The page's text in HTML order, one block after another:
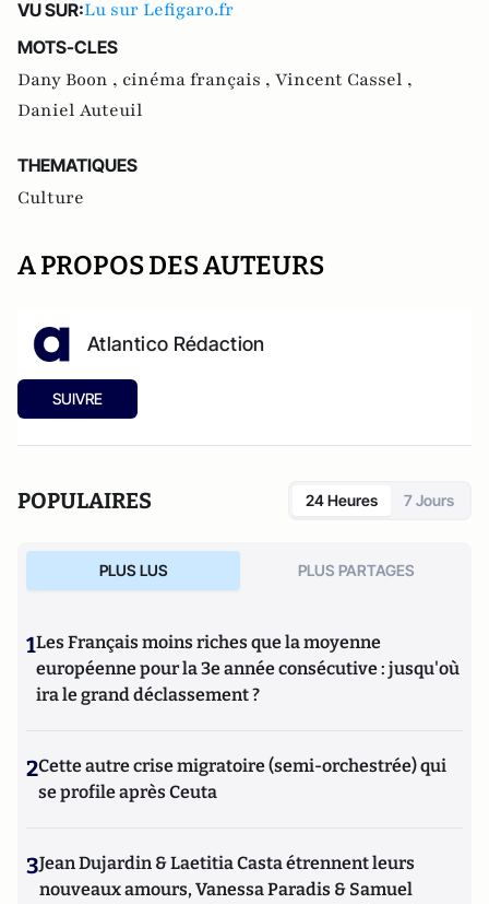
VU SUR:Lu sur Lefigaro.fr
MOTS-CLES
Dany Boon , cinéma français , Vincent Cassel ,
Daniel Auteuil
THEMATIQUES
Culture
A PROPOS DES AUTEURS
Atlantico Rédaction
SUIVRE
POPULAIRES 24 Heures 7 Jours
PLUS LUS PLUS PARTAGES
1Les Français moins riches que la moyenne
européenne pour la 3e année consécutive : jusqu'où
ira le grand déclassement ?
2Cette autre crise migratoire (semi-orchestrée) qui
se profile après Ceuta
3Jean Dujardin & Laetitia Casta étrennent leurs
nouveaux amours, Vanessa Paradis & Samuel